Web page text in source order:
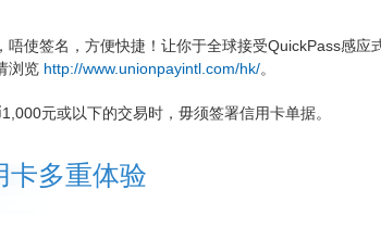
使签名，方便快捷！让你于全球接受QuickPass感
浏览 http://www.unionpayintl.com/hk/。
元或以下的交易时，毋须签署信用卡单据。
卡多重体验